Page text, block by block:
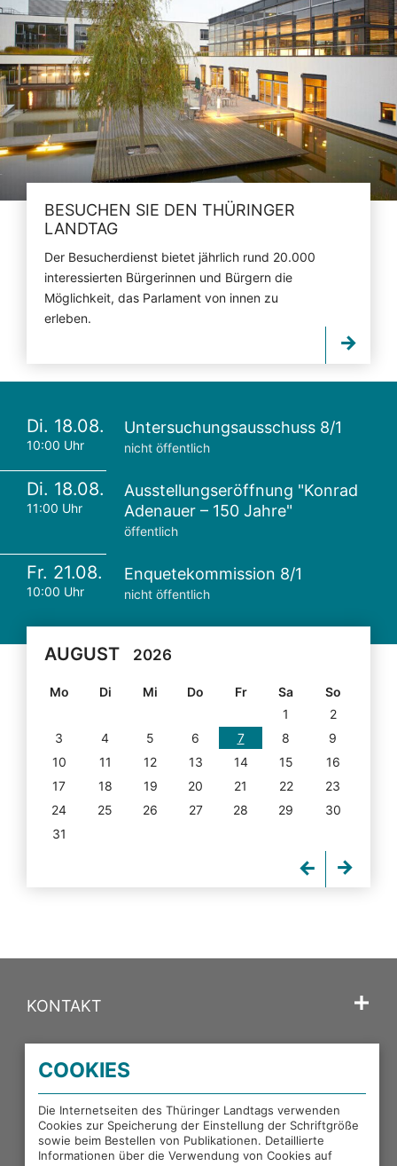
BESUCHEN SIE DEN THÜRINGER
LANDTAG
Der Besucherdienst bietet jährlich rund 20.000
interessierten Bürgerinnen und Bürgern die
Möglichkeit, das Parlament von innen zu
erleben.
Di. 18.08.
10:00 Uhr
Untersuchungsausschuss 8/1
nicht öffentlich
Di. 18.08.
11:00 Uhr
Ausstellungseröffnung "Konrad
Adenauer – 150 Jahre"
öffentlich
Fr. 21.08.
10:00 Uhr
Enquetekommission 8/1
nicht öffentlich
AUGUST 2026
Mo Di Mi Do Fr Sa
So
1
2
3
4 5 6 7 8
9
10
11 12 13 14 15
16
17
18 19 20 21 22
23
24
25 26 27 28 29
30
31
KONTAKT
PORTALE DES THÜRINGER LANDTAGS
EXTERNE LINKS
COOKIES
Die Internetseiten des Thüringer Landtags verwenden
Cookies zur Speicherung der Einstellung der Schriftgröße
sowie beim Bestellen von Publikationen. Detaillierte
Informationen über die Verwendung von Cookies auf